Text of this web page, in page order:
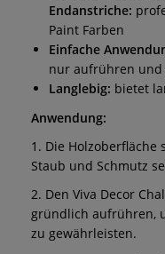
Endanstriche:
Paint Farben
Einfache
nur aufrühren und
Langlebig: bietet
Anwendung:
1. Die
Staub und Schmutz
2. Den Viva Decor
gründlich aufrühren,
zu gewährleisten.